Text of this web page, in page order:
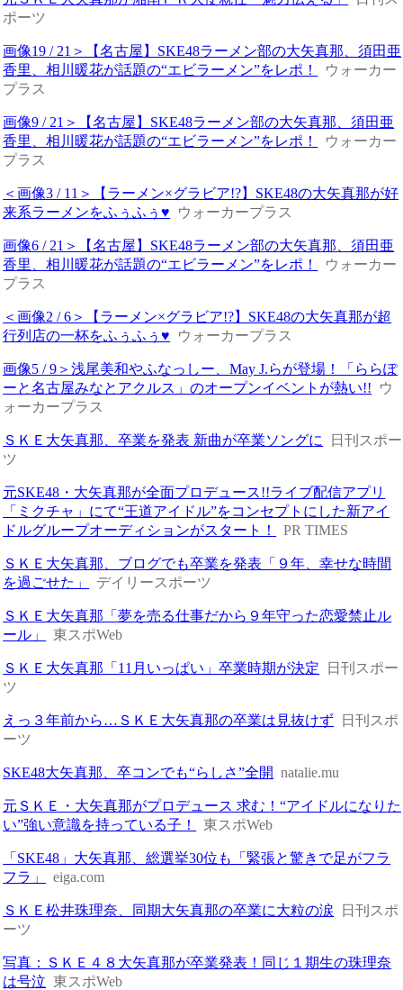
ポーツ
画像19 / 21＞【名古屋】SKE48ラーメン部の大矢真那、須田亜
香里、相川暖花が話題の“エビラーメン”をレポ！
ウォーカー
プラス
画像9 / 21＞【名古屋】SKE48ラーメン部の大矢真那、須田亜
香里、相川暖花が話題の“エビラーメン”をレポ！
ウォーカー
プラス
＜画像3 / 11＞【ラーメン×グラビア!?】SKE48の大矢真那が好
来系ラーメンをふぅふぅ♥
ウォーカープラス
画像6 / 21＞【名古屋】SKE48ラーメン部の大矢真那、須田亜
香里、相川暖花が話題の“エビラーメン”をレポ！
ウォーカー
プラス
＜画像2 / 6＞【ラーメン×グラビア!?】SKE48の大矢真那が超
行列店の一杯をふぅふぅ♥
ウォーカープラス
画像5 / 9＞浅尾美和やふなっしー、May J.らが登場！「ららぽ
ーと名古屋みなとアクルス」のオープンイベントが熱い!!
ウ
ォーカープラス
ＳＫＥ大矢真那、卒業を発表 新曲が卒業ソングに
日刊スポー
ツ
元SKE48・大矢真那が全面プロデュース!!ライブ配信アプリ
「ミクチャ」にて“王道アイドル”をコンセプトにした新アイ
ドルグループオーディションがスタート！
PR TIMES
ＳＫＥ大矢真那、ブログでも卒業を発表「９年、幸せな時間
を過ごせた」
デイリースポーツ
ＳＫＥ大矢真那「夢を売る仕事だから９年守った恋愛禁止ル
ール」
東スポWeb
ＳＫＥ大矢真那「11月いっぱい」卒業時期が決定
日刊スポー
ツ
えっ３年前から…ＳＫＥ大矢真那の卒業は見抜けず
日刊スポ
ーツ
SKE48大矢真那、卒コンでも“らしさ”全開 natalie.mu
元ＳＫＥ・大矢真那がプロデュース 求む！“アイドルになりた
い”強い意識を持っている子！
東スポWeb
「SKE48」大矢真那、総選挙30位も「緊張と驚きで足がフラ
フラ」
eiga.com
ＳＫＥ松井珠理奈、同期大矢真那の卒業に大粒の涙
日刊スポ
ーツ
写真：ＳＫＥ４８大矢真那が卒業発表！同じ１期生の珠理奈
は号泣 東スポWeb